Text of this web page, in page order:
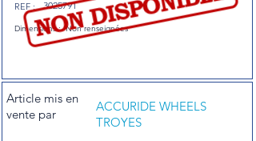
REF : 3025791
Dimensions : Non renseignées
Article mis en
vente par
ACCURIDE WHEELS
TROYES